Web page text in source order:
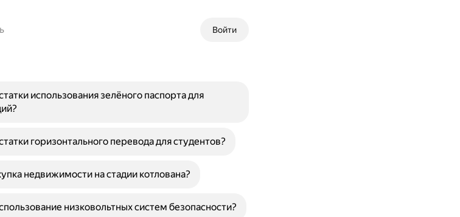
Войти
использования зелёного паспорта для
горизонтального перевода для студентов?
недвижимости на стадии котлована?
низковольтных систем безопасности?